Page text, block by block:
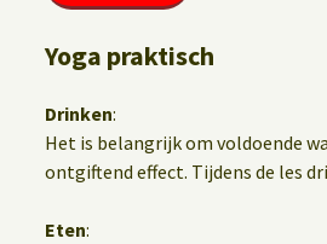
Yoga praktisch
Drinken:
Het is belangrijk om voldoende
ontgiftend effect. Tijdens de les
Eten: